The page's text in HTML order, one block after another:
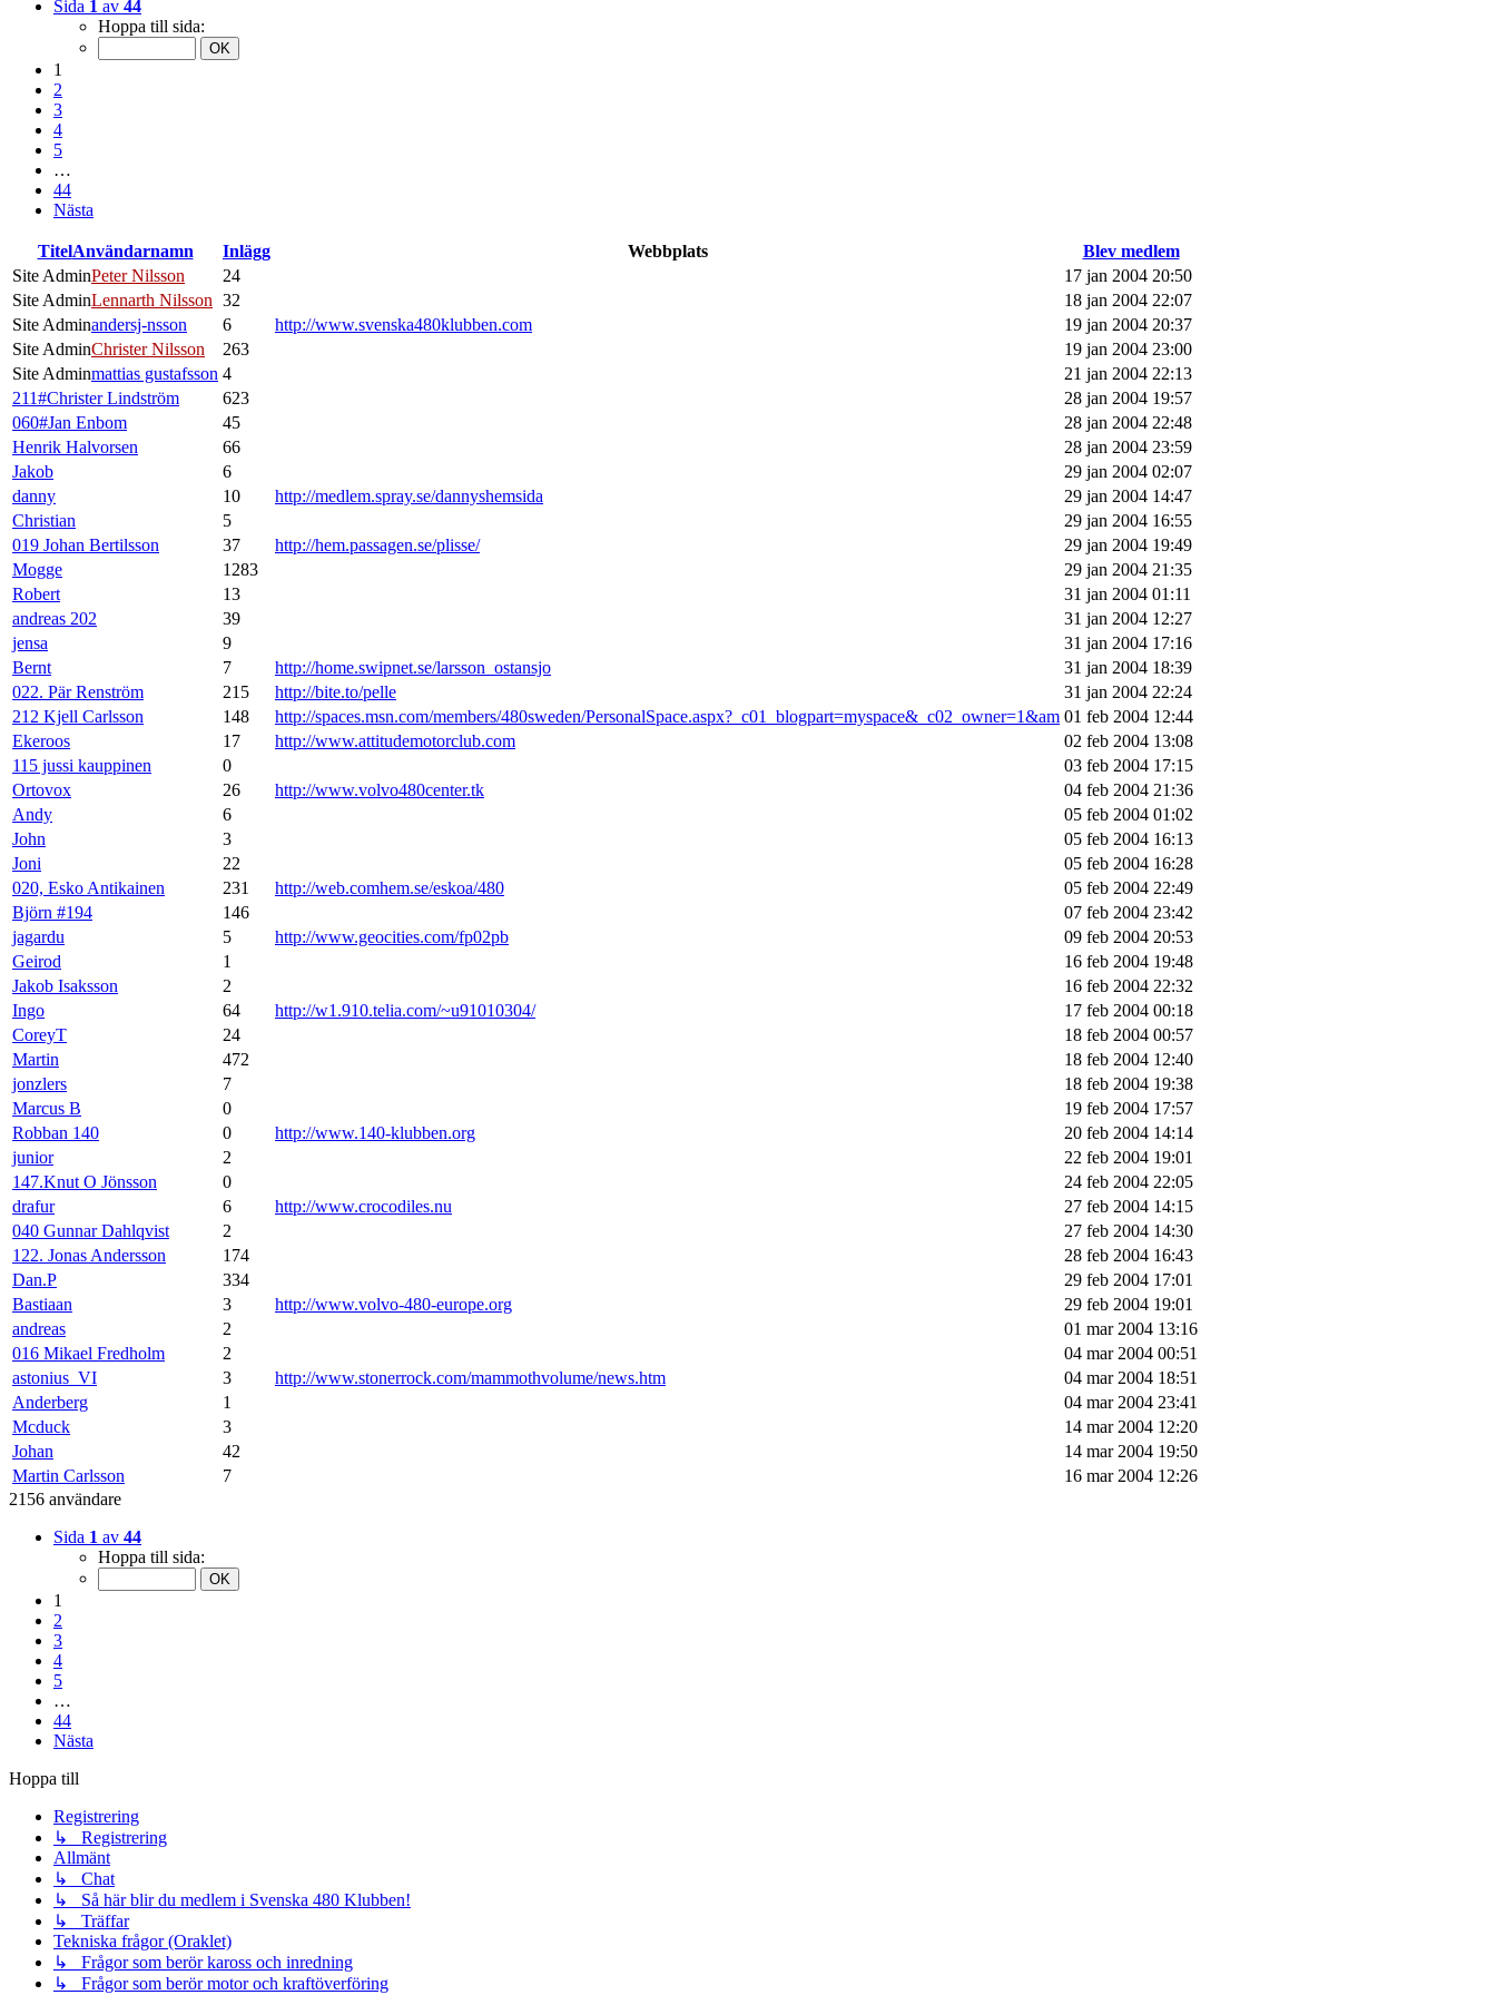
Sida 1 av 44
Hoppa till sida:
1
2
3
4
5
…
44
Nästa
TitelAnvändarnamn Inlägg Webbplats
Blev medlem
Site AdminPeter Nilsson 24
17 jan 2004 20:50
Site AdminLennarth Nilsson 32
18 jan 2004 22:07
Site Adminandersj-nsson 6 http://www.svenska480klubben.com
19 jan 2004 20:37
Site AdminChrister Nilsson 263
19 jan 2004 23:00
Site Adminmattias gustafsson 4
21 jan 2004 22:13
211#Christer Lindström
623
28 jan 2004 19:57
060#Jan Enbom
45
28 jan 2004 22:48
Henrik Halvorsen
66
28 jan 2004 23:59
Jakob
6
29 jan 2004 02:07
danny
10 http://medlem.spray.se/dannyshemsida
29 jan 2004 14:47
Christian
5
29 jan 2004 16:55
019 Johan Bertilsson
37 http://hem.passagen.se/plisse/
29 jan 2004 19:49
Mogge
1283
29 jan 2004 21:35
Robert
13
31 jan 2004 01:11
andreas 202
39
31 jan 2004 12:27
jensa
9
31 jan 2004 17:16
Bernt
7 http://home.swipnet.se/larsson_ostansjo
31 jan 2004 18:39
022. Pär Renström
215 http://bite.to/pelle
31 jan 2004 22:24
212 Kjell Carlsson
148 http://spaces.msn.com/members/480sweden/PersonalSpace.aspx?_c01_blogpart=myspace&_c02_owner=1&am 01 feb 2004 12:44
Ekeroos
17 http://www.attitudemotorclub.com
02 feb 2004 13:08
115 jussi kauppinen
0
03 feb 2004 17:15
Ortovox
26 http://www.volvo480center.tk
04 feb 2004 21:36
Andy
6
05 feb 2004 01:02
John
3
05 feb 2004 16:13
Joni
22
05 feb 2004 16:28
020, Esko Antikainen
231 http://web.comhem.se/eskoa/480
05 feb 2004 22:49
Björn #194
146
07 feb 2004 23:42
jagardu
5 http://www.geocities.com/fp02pb
09 feb 2004 20:53
Geirod
1
16 feb 2004 19:48
Jakob Isaksson
2
16 feb 2004 22:32
Ingo
64 http://w1.910.telia.com/~u91010304/
17 feb 2004 00:18
CoreyT
24
18 feb 2004 00:57
Martin
472
18 feb 2004 12:40
jonzlers
7
18 feb 2004 19:38
Marcus B
0
19 feb 2004 17:57
Robban 140
0 http://www.140-klubben.org
20 feb 2004 14:14
junior
2
22 feb 2004 19:01
147.Knut O Jönsson
0
24 feb 2004 22:05
drafur
6 http://www.crocodiles.nu
27 feb 2004 14:15
040 Gunnar Dahlqvist
2
27 feb 2004 14:30
122. Jonas Andersson
174
28 feb 2004 16:43
Dan.P
334
29 feb 2004 17:01
Bastiaan
3 http://www.volvo-480-europe.org
29 feb 2004 19:01
andreas
2
01 mar 2004 13:16
016 Mikael Fredholm
2
04 mar 2004 00:51
astonius_VI
3 http://www.stonerrock.com/mammothvolume/news.htm
04 mar 2004 18:51
Anderberg
1
04 mar 2004 23:41
Mcduck
3
14 mar 2004 12:20
Johan
42
14 mar 2004 19:50
Martin Carlsson
7
16 mar 2004 12:26
2156 användare
Sida 1 av 44
Hoppa till sida:
1
2
3
4
5
…
44
Nästa
Hoppa till
Registrering
↳ Registrering
Allmänt
↳ Chat
↳ Så här blir du medlem i Svenska 480 Klubben!
↳ Träffar
Tekniska frågor (Oraklet)
↳ Frågor som berör kaross och inredning
↳ Frågor som berör motor och kraftöverföring